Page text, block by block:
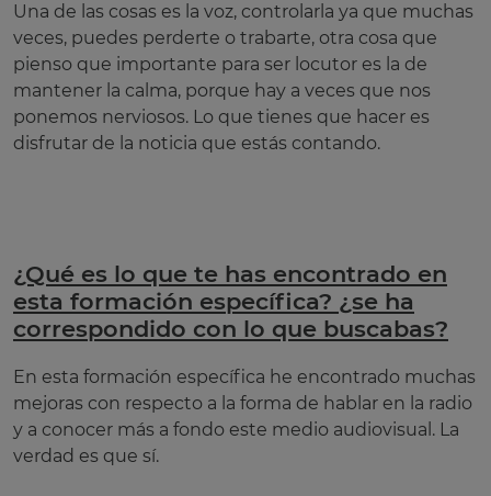
Una de las cosas es la voz, controlarla ya que muchas
veces, puedes perderte o trabarte, otra cosa que
pienso que importante para ser locutor es la de
mantener la calma, porque hay a veces que nos
ponemos nerviosos. Lo que tienes que hacer es
disfrutar de la noticia que estás contando.
¿Qué es lo que te has encontrado en
esta formación específica? ¿se ha
correspondido con lo que buscabas?
En esta formación específica he encontrado muchas
mejoras con respecto a la forma de hablar en la radio
y a conocer más a fondo este medio audiovisual. La
verdad es que sí.